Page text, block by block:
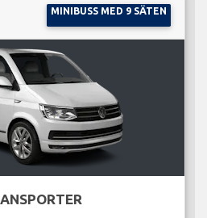
MINIBUSS MED 9 SÄTEN